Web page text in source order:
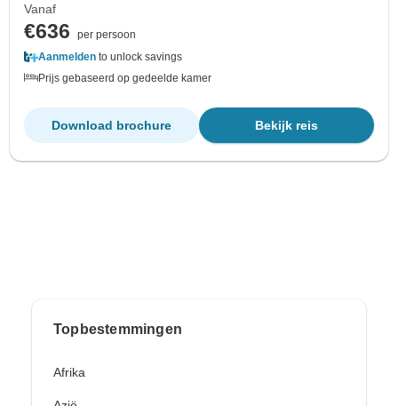
Vanaf
€636
per persoon
Aanmelden to unlock savings
Prijs gebaseerd op gedeelde kamer
Bekijk reis
Download brochure
Topbestemmingen
Afrika